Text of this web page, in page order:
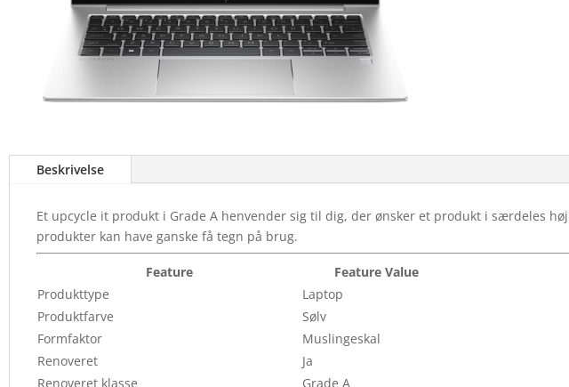
Beskrivelse
Et upcycle it produkt i Grade A henvender sig til dig, der ønsker et produkt i særdeles
produkter kan have ganske få tegn på brug.
Feature
Feature Value
Produkttype
Laptop
Produktfarve
Sølv
Formfaktor
Muslingeskal
Renoveret
Ja
Renoveret klasse
Grade A